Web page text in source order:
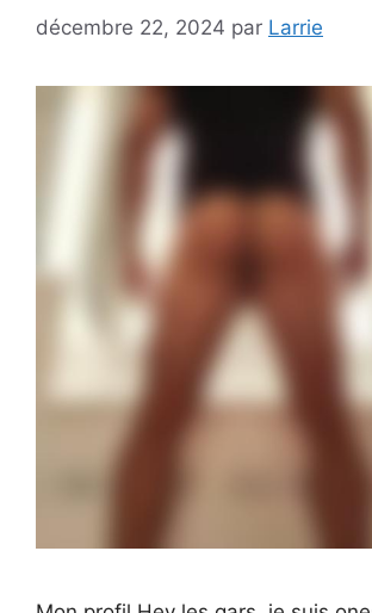
décembre 22, 2024 par Larrie